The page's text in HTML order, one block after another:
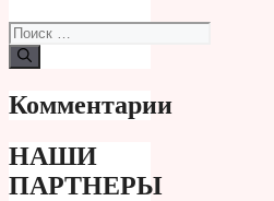
Поиск:
Комментарии
НАШИ
ПАРТНЕРЫ